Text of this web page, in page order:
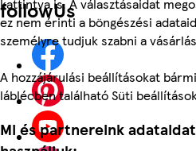
ez nem érinti a böngészési
személyre tudjuk szabni a
A hozzájárulási beállításokat
láblécben található Süti
Mi és partnereink
followUs